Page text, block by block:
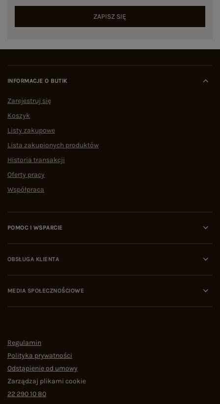
ZAPISZ SIĘ
INFORMACJE O BUTIK
Zarejestruj się
Koszyk
Listy zakupowe
Lista zakupionych produktów
Historia transakcji
Oferty pracy
Współpraca
POMOC I WSPARCIE
OBSŁUGA KLIENTA
MEDIA SPOŁECZNOŚCIOWE
Regulamin
Polityka prywatności
Odstąpienie od umowy
Zarządzaj plikami cookie
22 290 10 80